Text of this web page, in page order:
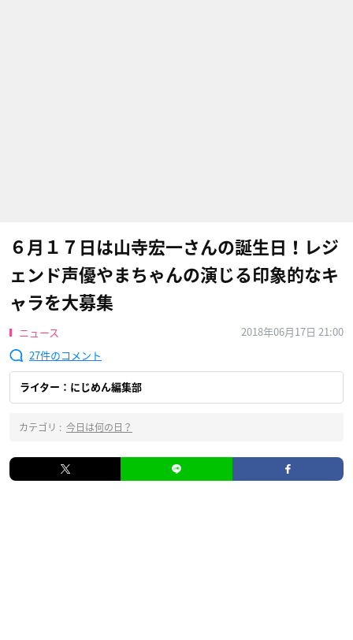
６月１７日は山寺宏一さんの誕生日！レジ
ェンド声優やまちゃんの演じる印象的なキ
ャラを大募集
ニュース
2018年06月17日 21:00
27
ライター：にじめん編集部
カテゴリ : 今日は何の日？